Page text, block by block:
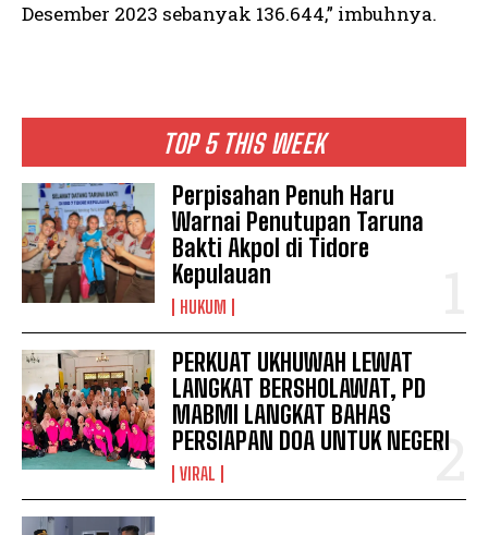
TOP 5 THIS WEEK
Perpisahan Penuh Haru
Warnai Penutupan Taruna
Bakti Akpol di Tidore
Kepulauan
HUKUM
PERKUAT UKHUWAH LEWAT
LANGKAT BERSHOLAWAT, PD
MABMI LANGKAT BAHAS
PERSIAPAN DOA UNTUK NEGERI
VIRAL
Desember 2023 sebanyak 136.644,” imbuhnya.